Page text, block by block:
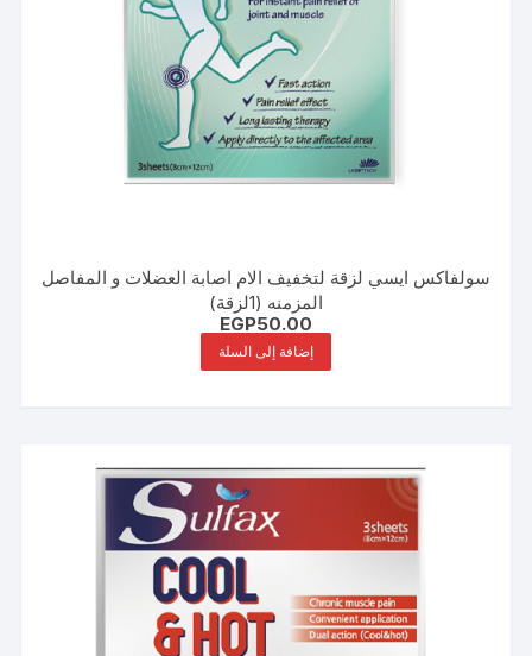
سولفاكس ايسي لزقة لتخفيف الام اصابة العضلات و المفاصل
المزمنه (1لزقة)
EGP50.00
إضافة إلى السلة